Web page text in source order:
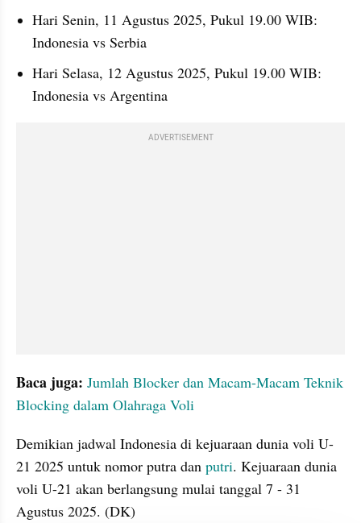
Hari Senin, 11 Agustus 2025, Pukul 19.00 WIB:
Indonesia vs Serbia
Hari Selasa, 12 Agustus 2025, Pukul 19.00 WIB:
Indonesia vs Argentina
ADVERTISEMENT
Baca juga: Jumlah Blocker dan Macam-Macam Teknik
Blocking dalam Olahraga Voli
Demikian jadwal Indonesia di kejuaraan dunia voli U-
21 2025 untuk nomor putra dan putri. Kejuaraan dunia
voli U-21 akan berlangsung mulai tanggal 7 - 31
Agustus 2025. (DK)